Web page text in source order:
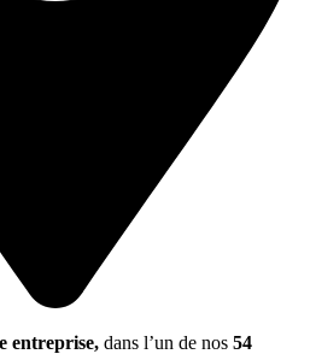
entreprise, dans l’un de nos 54